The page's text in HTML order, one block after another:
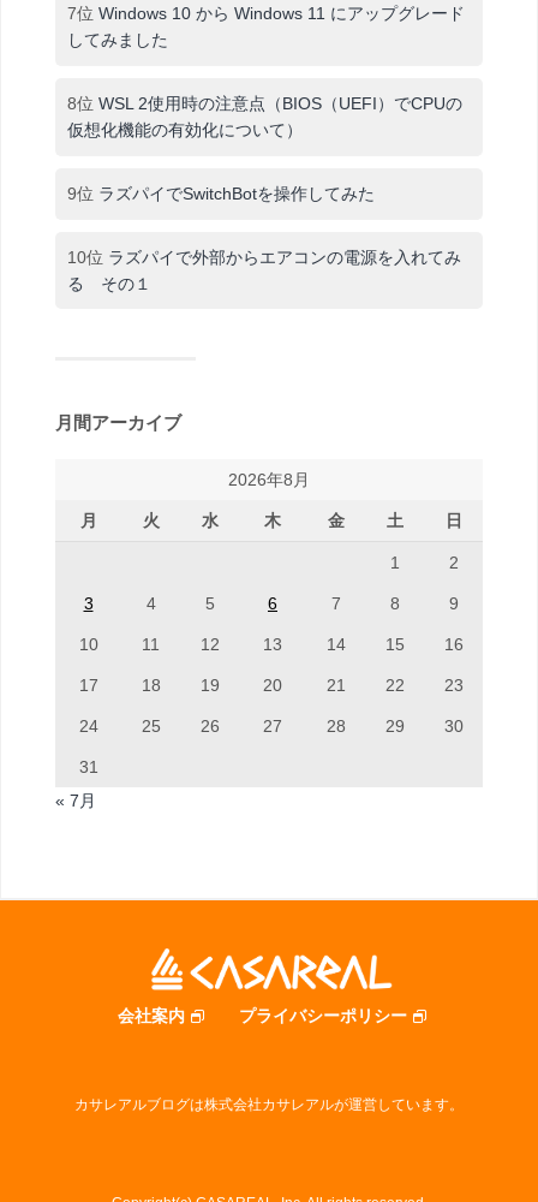
7位 Windows 10 から Windows 11 にアップグレード
してみました
8位 WSL 2使用時の注意点（BIOS（UEFI）でCPUの
仮想化機能の有効化について）
9位 ラズパイでSwitchBotを操作してみた
10位 ラズパイで外部からエアコンの電源を入れてみ
る その１
月間アーカイブ
2026年8月
月 火 水 木 金 土 日
1 2
3 4 5 6 7 8 9
10 11 12 13 14 15 16
17 18 19 20 21 22 23
24 25 26 27 28 29 30
31
« 7月
会社案内 プライバシーポリシー
カサレアルブログは株式会社カサレアルが運営しています。